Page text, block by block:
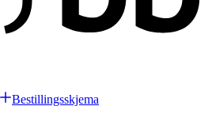
Bestillingsskjema